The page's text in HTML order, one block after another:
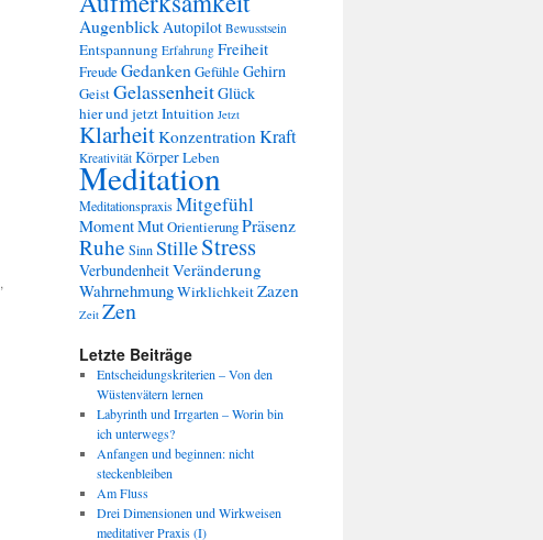
,
AugenblickAutopilot Bewusstsein
Entspannung Erfahrung Freiheit
FreudeGedanken GefühleGehirn
GeistGelassenheitGlück
hier und jetztIntuition Jetzt
KlarheitKonzentrationKraft
Kreativität KörperLeben
Meditation
MeditationspraxisMitgefühl
MomentMutOrientierungPräsenz
Ruhe SinnStilleStress
VerbundenheitVeränderung
WahrnehmungWirklichkeitZazen
Zeit Zen
Letzte Beiträge
Entscheidungskriterien – Von den
Wüstenvätern lernen
Labyrinth und Irrgarten – Worin bin
ich unterwegs?
Anfangen und beginnen: nicht
steckenbleiben
Am Fluss
Drei Dimensionen und Wirkweisen
meditativer Praxis (I)